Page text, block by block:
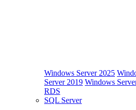
Windows Server 2025
Server 2019 Windows
RDS
SQL Server